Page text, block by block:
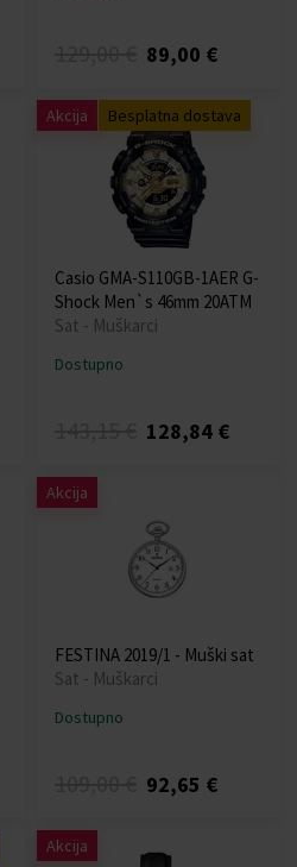
89,00 €
Akcija Besplatna dostava
Casio GMA-S110GB-1AER G-
Shock Men`s 46mm 20ATM
Sat - Muškarci
Dostupno
128,84 €
Akcija
FESTINA 2019/1 - Muški sat
Sat - Muškarci
Dostupno
92,65 €
Akcija